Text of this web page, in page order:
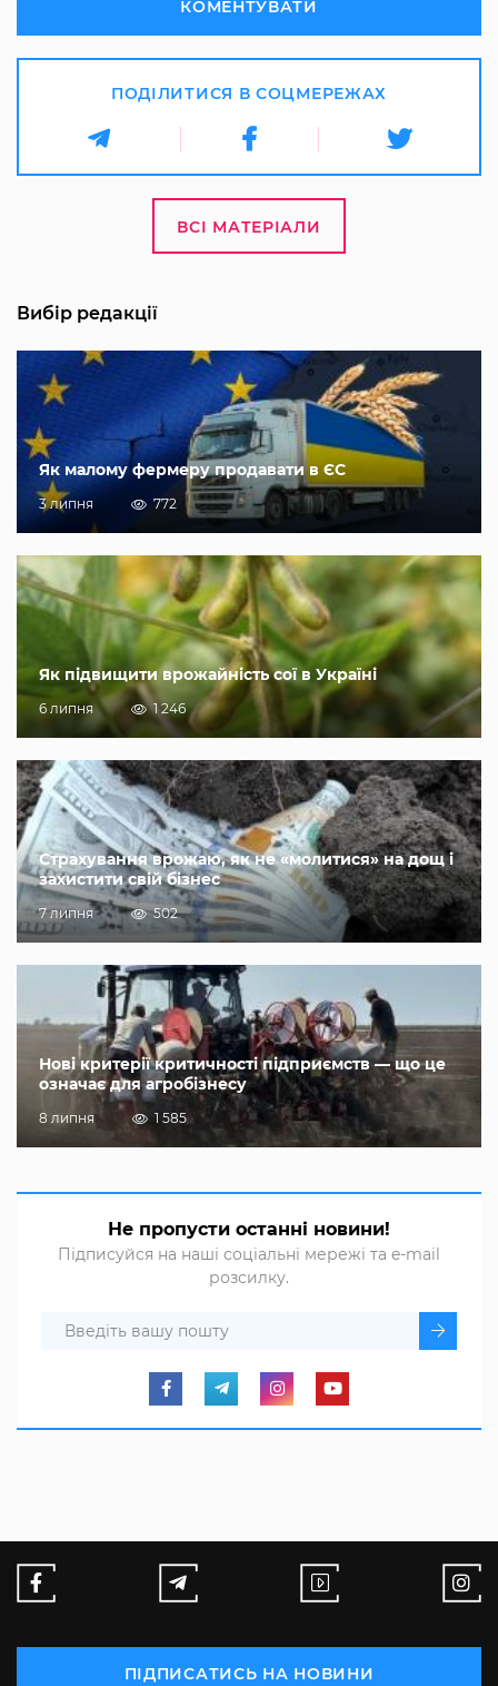
КОМЕНТУВАТИ
ПОДІЛИТИСЯ В СОЦМЕРЕЖАХ
ВСІ МАТЕРІАЛИ
Вибір редакції
Як малому фермеру продавати в ЄС
3 липня 772
Як підвищити врожайність сої в Україні
6 липня 1 246
Страхування врожаю, як не «молитися» на дощ і
захистити свій бізнес
7 липня 502
Нові критерії критичності підприємств — що це
означає для агробізнесу
8 липня 1 585
Не пропусти останні новини!
Підписуйся на наші соціальні мережі та e-mail
розсилку.
ПІДПИСАТИСЬ НА НОВИНИ